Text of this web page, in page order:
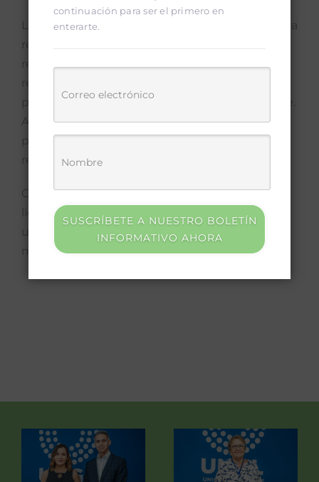
La nueva banda separadora permitirá mejorar la
recuperación de materiales valorizables,
reducir la cantidad de residuos que llegan al
relleno sanitario y dignificar el trabajo de las
personas vinculadas a los procesos de reciclaje.
Además, fortalecerá la educación ambiental y
promoverá una cultura de separación
responsable en los hogares santacruceños.
Con esta inauguración, Santa Cruz reafirma su
liderazgo regional en gestión ambiental y da
un paso firme hacia un modelo de desarrollo
más limpio, inclusivo y sostenible.
continuación para ser el primero en
enterarte.
SUSCRÍBETE A NUESTRO BOLETÍN
INFORMATIVO AHORA